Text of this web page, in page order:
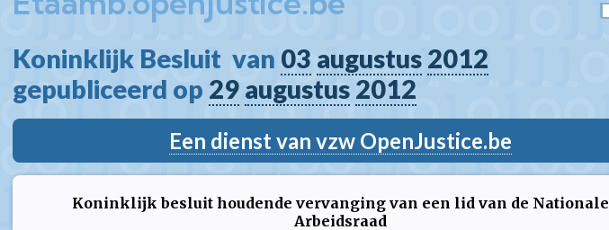
Koninklijk Besluit  van 03 augustus 2012
gepubliceerd op 29 augustus 2012
Een dienst van vzw OpenJustice.be
Koninklijk besluit houdende vervanging van een lid van de Nationale
Arbeidsraad